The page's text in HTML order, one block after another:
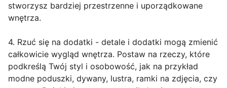
stworzysz bardziej przestrzenne i uporządkowane
wnętrza.
4. Rzuć się na dodatki - detale i dodatki mogą zmienić
całkowicie wygląd wnętrza. Postaw na rzeczy, które
podkreślą Twój styl i osobowość, jak na przykład
modne poduszki, dywany, lustra, ramki na zdjęcia, czy